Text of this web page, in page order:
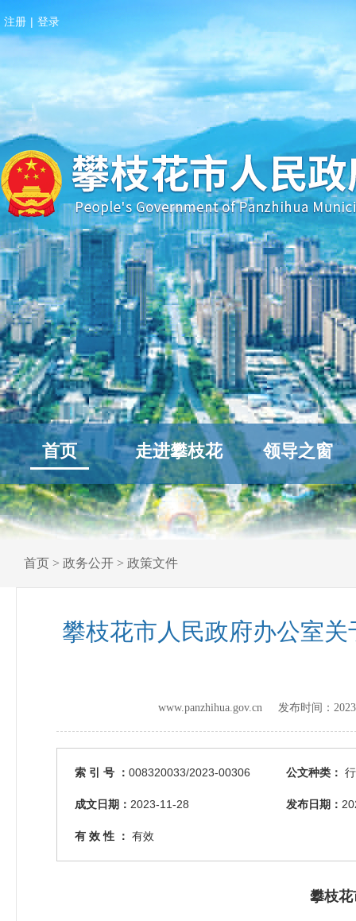
注册 | 登录
首页 走进攀枝花 领导之窗
首页 > 政务公开 > 政策文件
攀枝花市人民政府办公室
www.panzhihua.gov.cn 发布时间：
索 引 号 ： 008320033/2023-00306 公文种类：
成文日期： 2023-11-28 发布日期：
有 效 性 ： 有效
攀枝花